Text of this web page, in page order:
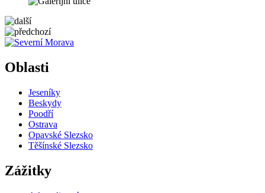
−
5 km
Oblasti
Jeseníky
Beskydy
Poodří
Ostrava
Opavské Slezsko
Těšínské Slezsko
Zážitky